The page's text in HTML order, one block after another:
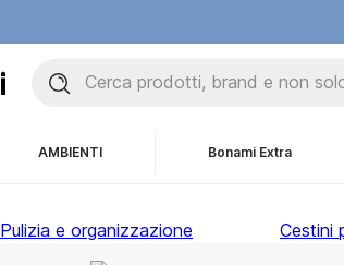
AMBIENTI Bonami Extra
Pulizia e organizzazione Cestini